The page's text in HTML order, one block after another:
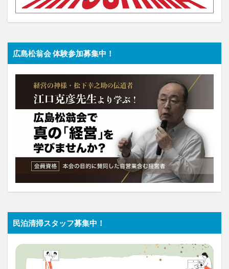
広島松翁会 体験参加募集中！
民泊清掃スタッフ募集中！